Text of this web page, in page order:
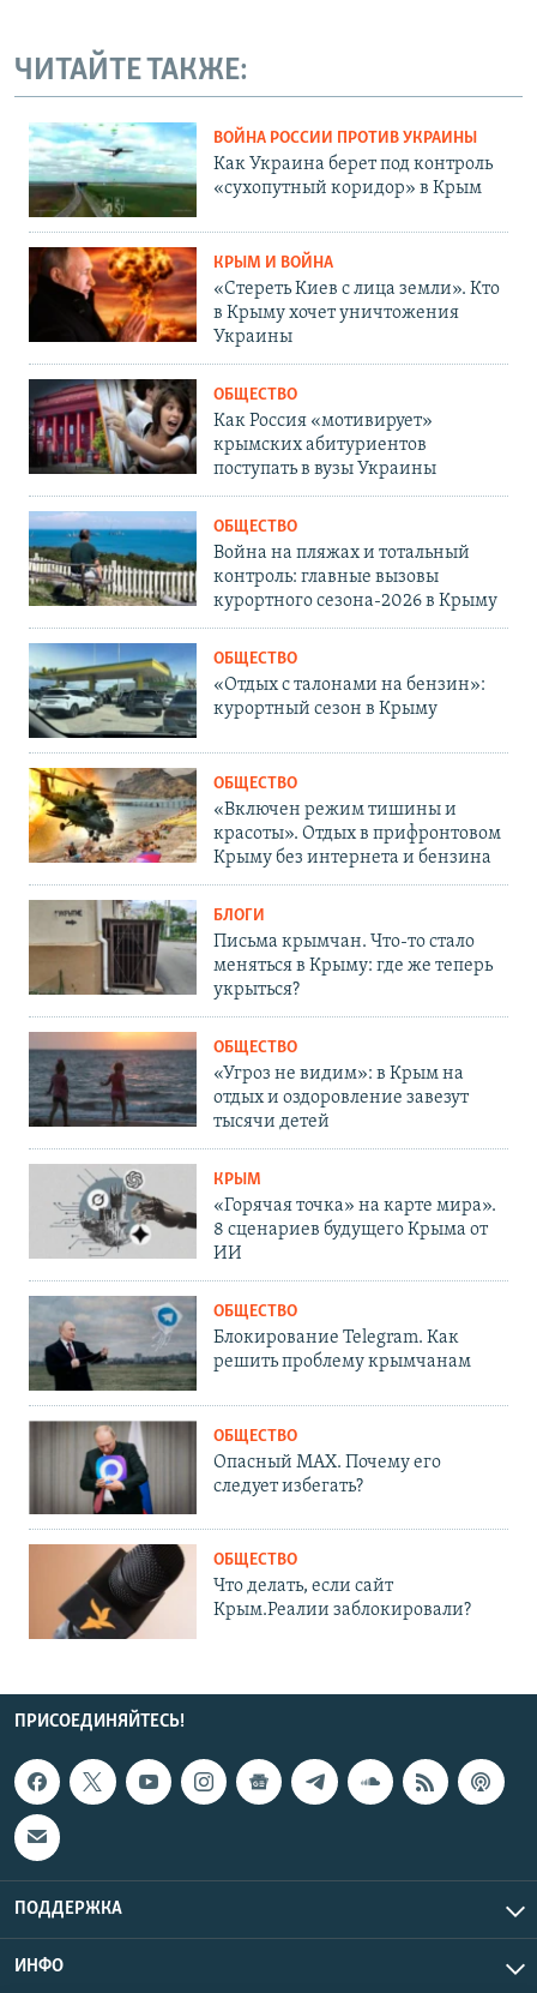
ЧИТАЙТЕ ТАКЖЕ:
ВОЙНА РОССИИ ПРОТИВ УКРАИНЫ
Как Украина берет под контроль
«сухопутный коридор» в Крым
КРЫМ И ВОЙНА
«Стереть Киев с лица земли». Кто
в Крыму хочет уничтожения
Украины
ОБЩЕСТВО
Как Россия «мотивирует»
крымских абитуриентов
поступать в вузы Украины
ОБЩЕСТВО
Война на пляжах и тотальный
контроль: главные вызовы
курортного сезона-2026 в Крыму
ОБЩЕСТВО
«Отдых с талонами на бензин»:
курортный сезон в Крыму
ОБЩЕСТВО
«Включен режим тишины и
красоты». Отдых в прифронтовом
Крыму без интернета и бензина
БЛОГИ
Письма крымчан. Что-то стало
меняться в Крыму: где же теперь
укрыться?
ОБЩЕСТВО
«Угроз не видим»: в Крым на
отдых и оздоровление завезут
тысячи детей
КРЫМ
«Горячая точка» на карте мира».
8 сценариев будущего Крыма от
ИИ
ОБЩЕСТВО
Блокирование Telegram. Как
решить проблему крымчанам
ОБЩЕСТВО
Опасный MAX. Почему его
следует избегать?
ОБЩЕСТВО
Что делать, если сайт
Крым.Реалии заблокировали?
ПРИСОЕДИНЯЙТЕСЬ!
ПОДДЕРЖКА
ИНФО